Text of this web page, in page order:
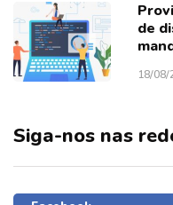
de
18/08/
Siga-nos nas